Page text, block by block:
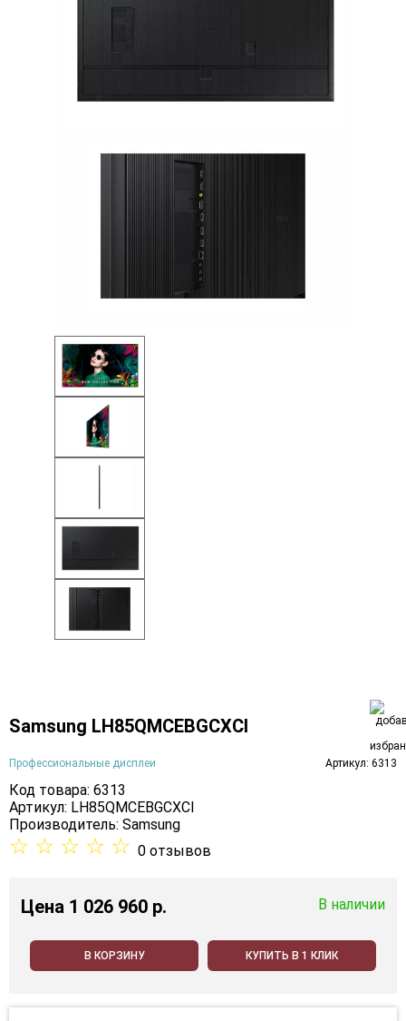
Samsung LH85QMCEBGCXCI
Профессиональные дисплеи Артикул: 6313
Код товара: 6313
Артикул: LH85QMCEBGCXCI
Производитель: Samsung
☆ ☆ ☆ ☆ ☆ 0 отзывов
Цена 1 026 960 p. В наличии
В КОРЗИНУ КУПИТЬ В 1 КЛИК